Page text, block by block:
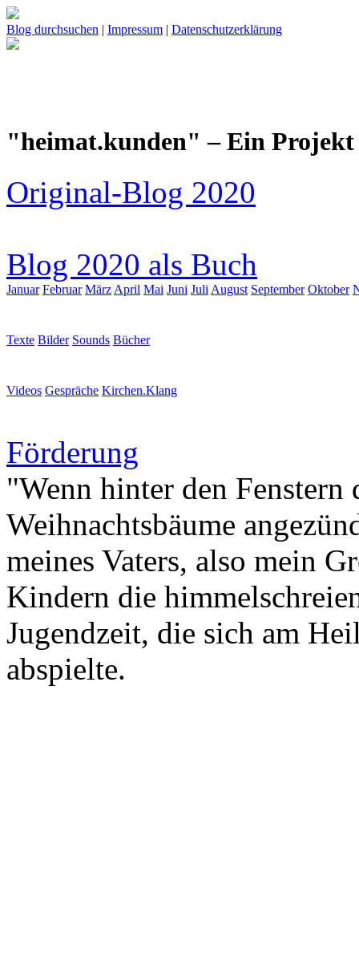
Blog durchsuchen | Impressum | Datenschutzerklärung
"heimat.kunden" – Ein
Original-Blog 2020
Blog 2020 als Buch
Januar Februar März April Mai Juni Juli August September Oktober
Texte Bilder Sounds Bücher
Videos Gespräche Kirchen.Klang
Förderung
"Wenn hinter den Fenstern
Weihnachtsbäume
meines Vaters, also mein
Kindern die
Jugendzeit, die sich am
abspielte.